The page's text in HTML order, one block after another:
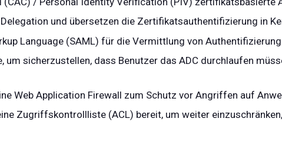
und übersetzen die Zertifikatsauthentifizierung in
Language (SAML) für die Vermittlung von
um sicherzustellen, dass Benutzer das ADC durchlaufen
Web Application Firewall zum Schutz vor Angriffen auf
Zugriffskontrollliste (ACL) bereit, um weiter